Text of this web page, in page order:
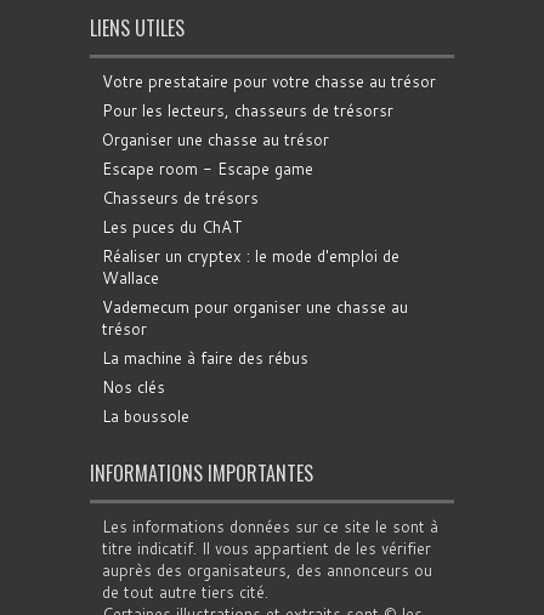
LIENS UTILES
Votre prestataire pour votre chasse au trésor
Pour les lecteurs, chasseurs de trésorsr
Organiser une chasse au trésor
Escape room - Escape game
Chasseurs de trésors
Les puces du ChAT
Réaliser un cryptex : le mode d'emploi de
Wallace
Vademecum pour organiser une chasse au
trésor
La machine à faire des rébus
Nos clés
La boussole
INFORMATIONS IMPORTANTES
Les informations données sur ce site le sont à
titre indicatif. Il vous appartient de les vérifier
auprès des organisateurs, des annonceurs ou
de tout autre tiers cité.